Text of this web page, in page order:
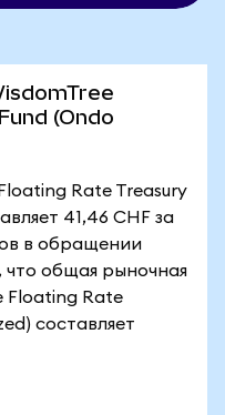
(Ondo
Rate Treasury
41,46 CHF за
в обращении
что общая рыночная
Floating Rate
составляет